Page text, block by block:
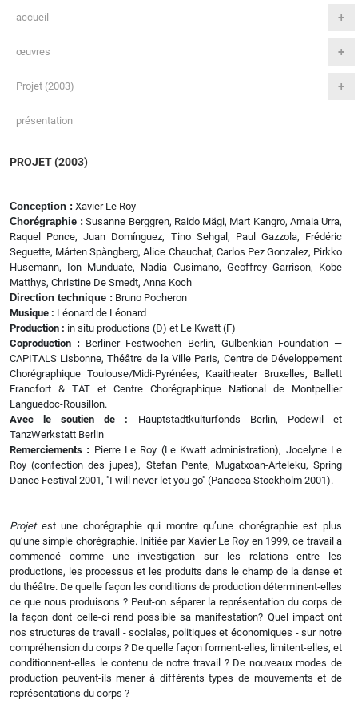
accueil
œuvres
Projet (2003)
présentation
PROJET (2003)
Conception : Xavier Le Roy
Chorégraphie : Susanne Berggren, Raido Mägi, Mart Kangro, Amaia Urra,
Raquel Ponce, Juan Domínguez, Tino Sehgal, Paul Gazzola, Frédéric
Seguette, Mårten Spångberg, Alice Chauchat, Carlos Pez Gonzalez, Pirkko
Husemann, Ion Munduate, Nadia Cusimano, Geoffrey Garrison, Kobe
Matthys, Christine De Smedt, Anna Koch
Direction technique : Bruno Pocheron
Musique : Léonard de Léonard
Production : in situ productions (D) et Le Kwatt (F)
Coproduction : Berliner Festwochen Berlin, Gulbenkian Foundation —
CAPITALS Lisbonne, Théâtre de la Ville Paris, Centre de Développement
Chorégraphique Toulouse/Midi-Pyrénées, Kaaitheater Bruxelles, Ballett
Francfort & TAT et Centre Chorégraphique National de Montpellier
Languedoc-Rousillon.
Avec le soutien de :
Hauptstadtkulturfonds Berlin, Podewil et
TanzWerkstatt Berlin
Remerciements : Pierre Le Roy (Le Kwatt administration), Jocelyne Le
Roy (confection des jupes), Stefan Pente, Mugatxoan-Arteleku, Spring
Dance Festival 2001, "I will never let you go" (Panacea Stockholm 2001).
Projet est une chorégraphie qui montre qu’une chorégraphie est plus
qu’une simple chorégraphie. Initiée par Xavier Le Roy en 1999, ce travail a
commencé comme une investigation sur les relations entre les
productions, les processus et les produits dans le champ de la danse et
du théâtre. De quelle façon les conditions de production déterminent-elles
ce que nous produisons ? Peut-on séparer la représentation du corps de
la façon dont celle-ci rend possible sa manifestation? Quel impact ont
nos structures de travail - sociales, politiques et économiques - sur notre
compréhension du corps ? De quelle façon forment-elles, limitent-elles, et
conditionnent-elles le contenu de notre travail ? De nouveaux modes de
production peuvent-ils mener à différents types de mouvements et de
représentations du corps ?